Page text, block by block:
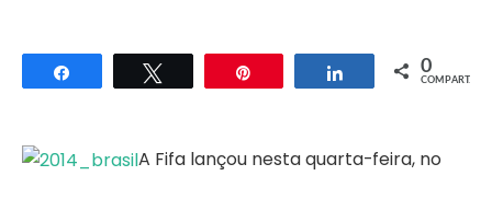
Compartilhar Compartilhar
0
COMPART.
A Fifa lançou nesta quarta-feira, no